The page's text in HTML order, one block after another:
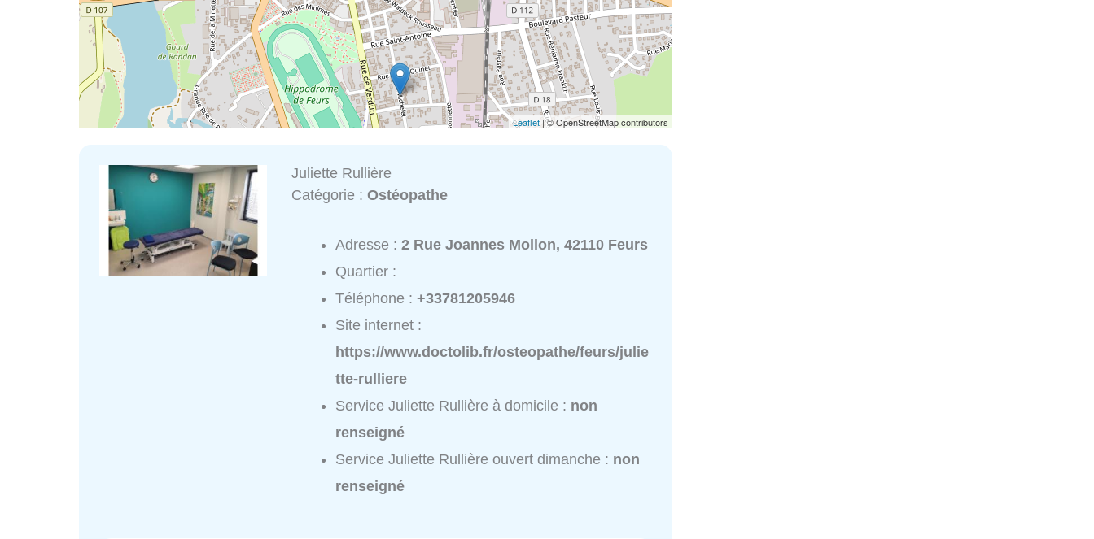
Leaflet | © OpenStreetMap contributors
Juliette Rullière
Catégorie :Ostéopathe
Adresse :2 Rue Joannes Mollon, 42110 Feurs
Quartier :
Téléphone :+33781205946
Site internet :
https://www.doctolib.fr/osteopathe/feurs/julie
tte-rulliere
Service Juliette Rullière à domicile : non
renseigné
Service Juliette Rullière ouvert dimanche : non
renseigné